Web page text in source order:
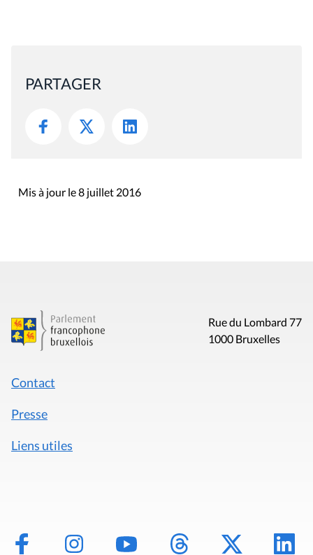
PARTAGER
Mis à jour le 8 juillet 2016
Rue du Lombard 77
1000 Bruxelles
Contact
Presse
Liens utiles